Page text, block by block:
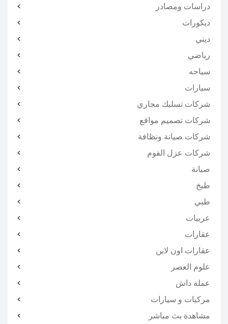
دراسات ومصادر
ديكورات
ديني
رياضي
سياحه
سيارات
شركات تسليك مجاري
شركات تصميم مواقع
شركات صيانة ونظافة
شركات عزل الفوم
صيانة
طبخ
طبي
عربيات
عقارات
عقارات اون لاين
علوم العصر
عملة داش
مركبات و سيارات
مشاهدة بث مباشر